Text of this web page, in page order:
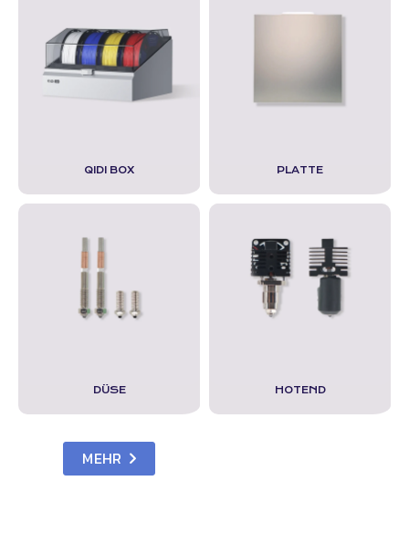
QIDI BOX PLATTE
DÜSE HOTEND
MEHR